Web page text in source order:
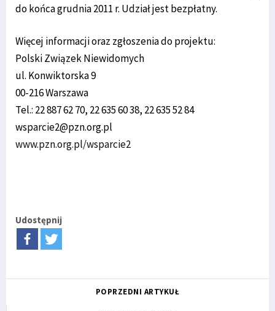
do końca grudnia 2011 r. Udział jest bezpłatny.
Więcej informacji oraz zgłoszenia do projektu:
Polski Związek Niewidomych
ul. Konwiktorska 9
00-216 Warszawa
Tel.: 22 887 62 70, 22 635 60 38, 22 635 52 84
wsparcie2@pzn.org.pl
www.pzn.org.pl/wsparcie2
Udostępnij
POPRZEDNI ARTYKUŁ